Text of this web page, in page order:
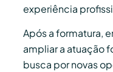
experiência
Após a formatura,
ampliar a atuação
busca por novas